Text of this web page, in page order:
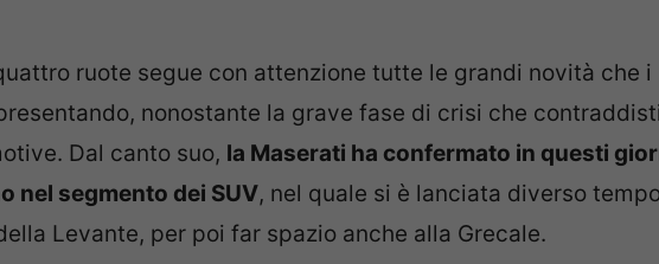
ruote segue con attenzione tutte le grandi novità che i
nonostante la grave fase di crisi che
Dal canto suo, la Maserati ha confermato in questi
nel segmento dei SUV, nel quale si è lanciata diverso
Levante, per poi far spazio anche alla Grecale.